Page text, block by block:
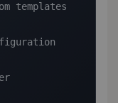
templates